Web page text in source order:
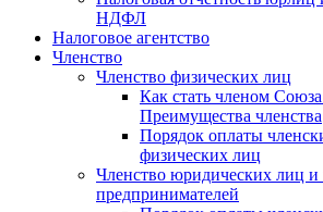
НДФЛ
Налоговое агентство
Членство
Членство физических лиц
Как стать членом
Преимущества членства
Порядок оплаты
физических лиц
Членство юридических лиц
предпринимателей